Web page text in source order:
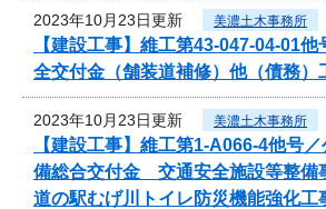
2023年10月23日更新 美濃土木事務所
【建設工事】維工第43-047-04-01
全交付金（舗装道補修）他（債務）
2023年10月23日更新 美濃土木事務所
【建設工事】維工第1-A066-4他号
備総合交付金 交通安全施設等整備
道の駅むげ川トイレ防災機能強化工